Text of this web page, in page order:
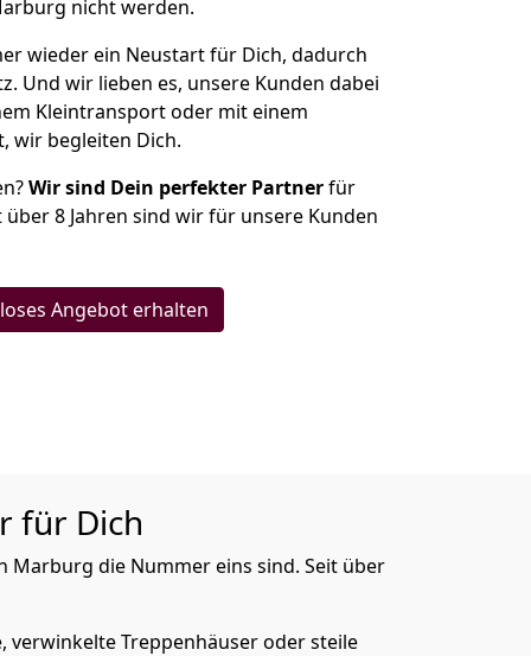
nicht werden.
wieder ein Neustart für Dich, dadurch
Und wir lieben es, unsere Kunden dabei
Kleintransport oder mit einem
wir begleiten Dich.
Wir sind Dein perfekter Partnerfür
über 8 Jahren sind wir für unsere Kunden
Angebot erhalten
für Dich
Marburg die Nummer eins sind. Seit über
verwinkelte Treppenhäuser oder steile